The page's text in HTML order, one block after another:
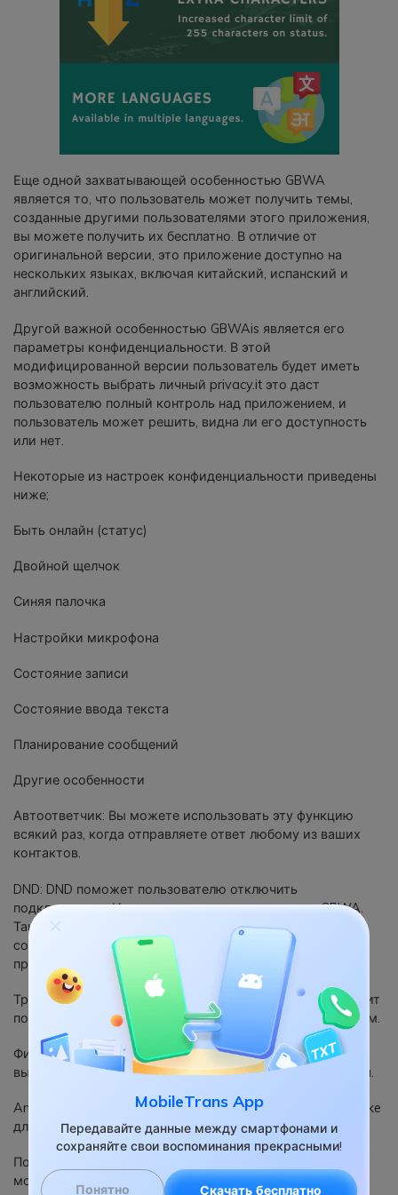
Еще одной захватывающей особенностью GBWA
является то, что пользователь может получить темы,
созданные другими пользователями этого приложения,
вы можете получить их бесплатно. В отличие от
оригинальной версии, это приложение доступно на
нескольких языках, включая китайский, испанский и
английский.
Другой важной особенностью GBWAis является его
параметры конфиденциальности. В этой
модифицированной версии пользователь будет иметь
возможность выбрать личный privacy.it это даст
пользователю полный контроль над приложением, и
пользователь может решить, видна ли его доступность
или нет.
Некоторые из настроек конфиденциальности приведены
ниже;
Быть онлайн (статус)
Двойной щелчок
Синяя палочка
Настройки микрофона
Состояние записи
Состояние ввода текста
Планирование сообщений
Другие особенности
Автоответчик: Вы можете использовать эту функцию
всякий раз, когда отправляете ответ любому из ваших
контактов.
DND: DND поможет пользователю отключить
подключение к Интернету для передачи данных GBWA.
Таким образом, пользователь не будет потревожен
сообщениями WhatsApp при использовании других
приложений.
Трансляция текстовых сообщений: Эта функция позволит
пользователю отправлять текстовые сообщения группам.
Фильтр сообщений: GBWA позволяет пользователю с
выбором очистить чат, а также фильтровать сообщения.
Anti-revoke messages: Предоставляет функцию anti-revoke
для сообщений.
Поделиться живыми местоположениями: Пользователи
могут отправлять живые местоположения со своими
MobileTrans App
Передавайте данные между смартфонами и
сохраняйте свои воспоминания прекрасными!
Понятно Скачать бесплатно